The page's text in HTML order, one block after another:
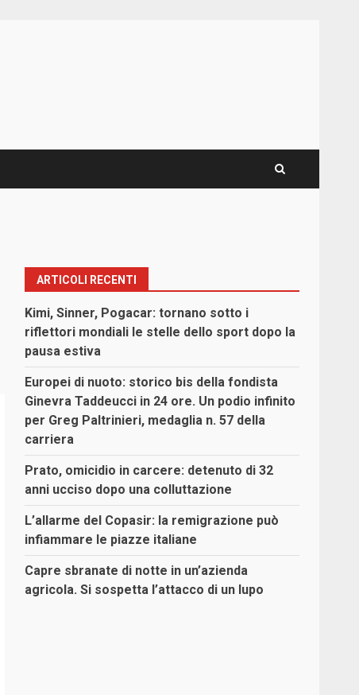
ARTICOLI RECENTI
Kimi, Sinner, Pogacar: tornano sotto i
riflettori mondiali le stelle dello sport dopo la
pausa estiva
Europei di nuoto: storico bis della fondista
Ginevra Taddeucci in 24 ore. Un podio infinito
per Greg Paltrinieri, medaglia n. 57 della
carriera
Prato, omicidio in carcere: detenuto di 32
anni ucciso dopo una colluttazione
L’allarme del Copasir: la remigrazione può
infiammare le piazze italiane
Capre sbranate di notte in un’azienda
agricola. Si sospetta l’attacco di un lupo